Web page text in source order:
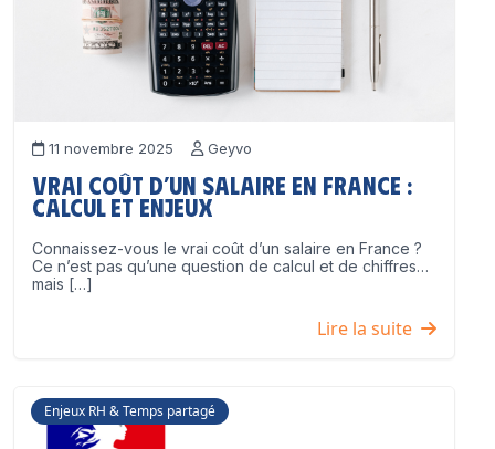
11 novembre 2025 Geyvo
Vrai coût d’un salaire en France :
calcul et enjeux
Connaissez-vous le vrai coût d’un salaire en France ?
Ce n’est pas qu’une question de calcul et de chiffres…
mais […]
Lire la suite
Enjeux RH & Temps partagé